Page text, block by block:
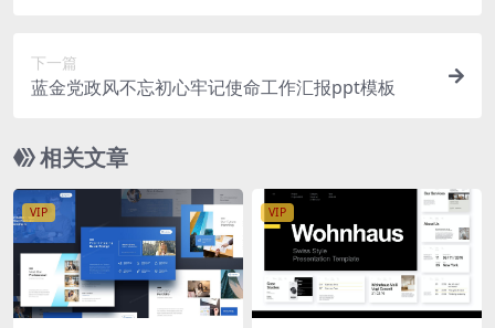
下一篇
蓝金党政风不忘初心牢记使命工作汇报ppt模板
相关文章
VIP VIP